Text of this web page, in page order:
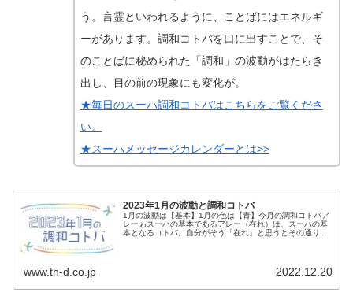
う。言霊といわれるように、ことばにはエネルギ
ーがあります。調和コトバを口に出すことで、そ
のことばに秘められた「調和」の波動がはたらき
出し、目の前の現象にも変化が。
★毎日のスーハ調和コトバはこちらをご覧くださ
い。
★スーハメッセージカレンダーとは>>
2023年1月の波動と調和コトバ
1月の波動は【基本】1月の色は【青】今月の調和コトバア
レーゎスーハの基本であるアレー（在れ）は、スーハの基
本となるコトバ。自分がそう「在れ」と思うとその通りに
www.th-d.co.jp 2022.12.20